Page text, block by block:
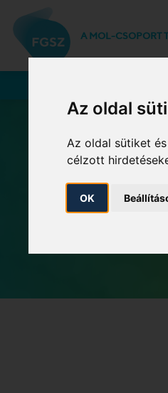
Az oldal
Az oldal sütiket
célzott
OK
A MOL-CSOPORT